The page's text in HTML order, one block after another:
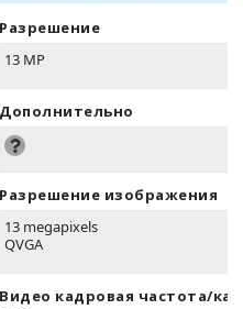
в
Разрешение
13 MP
Дополнительно
Разрешение изображения
13 megapixels
QVGA
Видео кадровая частота/